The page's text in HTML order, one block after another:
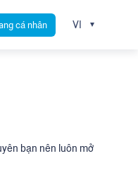
bạn nên luôn mở
cá nhân VI